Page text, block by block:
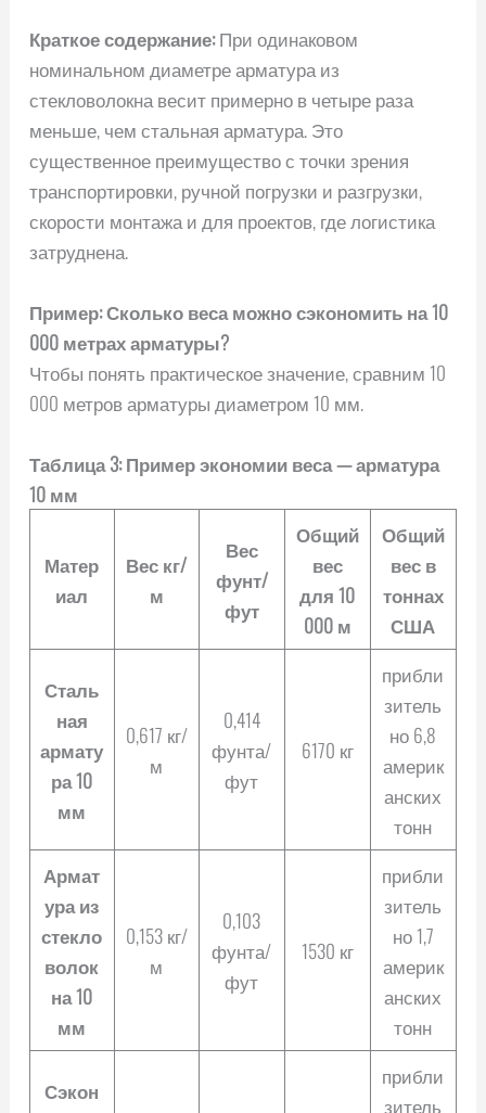
Краткое содержание:При одинаковом
номинальном диаметре арматура из
стекловолокна весит примерно в четыре раза
меньше, чем стальная арматура. Это
существенное преимущество с точки зрения
транспортировки, ручной погрузки и разгрузки,
скорости монтажа и для проектов, где логистика
затруднена.
Пример: Сколько веса можно сэкономить на 10
000 метрах арматуры?
Чтобы понять практическое значение, сравним 10
000 метров арматуры диаметром 10 мм.
Таблица 3: Пример экономии веса — арматура
10 мм
Матер
иал
Вес кг/
м
Вес
фунт/
фут
Общий
вес
для 10
000 м
Общий
вес в
тоннах
США
Сталь
ная
армату
ра 10
мм
0,617 кг/
м
0,414
фунта/
фут
6170 кг
прибли
зитель
но 6,8
америк
анских
тонн
Армат
ура из
стекло
волок
на 10
мм
0,153 кг/
м
0,103
фунта/
фут
1530 кг
прибли
зитель
но 1,7
америк
анских
тонн
Сэкон
прибли
зитель